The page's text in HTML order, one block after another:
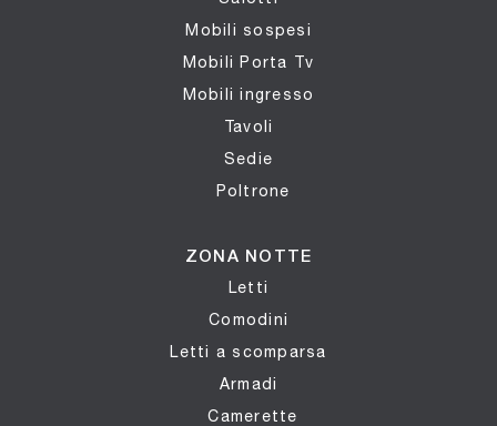
Mobili sospesi
Mobili Porta Tv
Mobili ingresso
Tavoli
Sedie
Poltrone
ZONA NOTTE
Letti
Comodini
Letti a scomparsa
Armadi
Camerette